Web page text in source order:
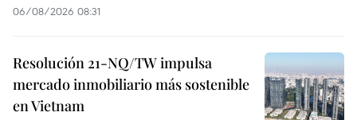
06/08/2026 08:31
Resolución 21-NQ/TW impulsa
mercado inmobiliario más sostenible
en Vietnam